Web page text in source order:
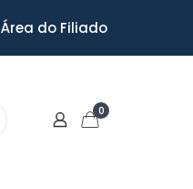
Área do Filiado
0